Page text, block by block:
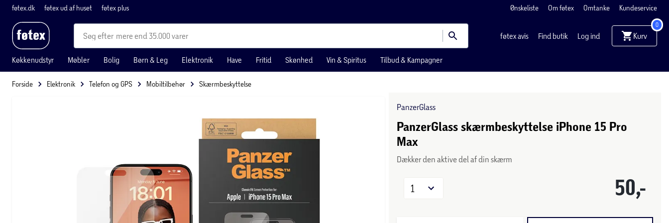
føtex.dk føtex ud af huset føtex plus Ønskeliste Om føtex Omtanke Kundeservice
mere end 35.000 varer føtex avis Find butik Log ind Kurv
0
Køkkenudstyr Møbler Bolig Børn & Leg Elektronik Have Fritid Skønhed Vin & Spiritus Tilbud & Kampagner
Forside Elektronik Telefon og GPS Mobiltilbehør Skærmbeskyttelse
PanzerGlass
PanzerGlass skærmbeskyttelse iPhone 15 Pro
Max
Dækker den aktive del af din skærm
50,-
1